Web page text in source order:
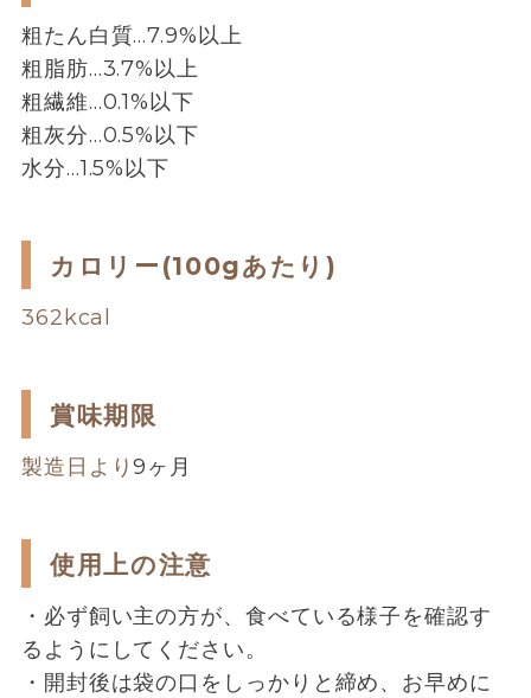
粗たん白質…7.9%以上
粗脂肪…3.7%以上
粗繊維…0.1%以下
粗灰分…0.5%以下
水分…1.5%以下
カロリー(100gあたり)
362kcal
賞味期限
製造日より9ヶ月
使用上の注意
・必ず飼い主の方が、食べている様子を確認す
るようにしてください。
・開封後は袋の口をしっかりと締め、お早めに